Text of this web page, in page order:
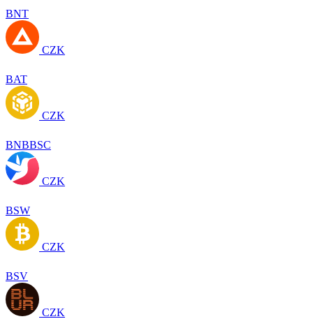
BNT
CZK
BAT
CZK
BNBBSC
CZK
BSW
CZK
BSV
CZK